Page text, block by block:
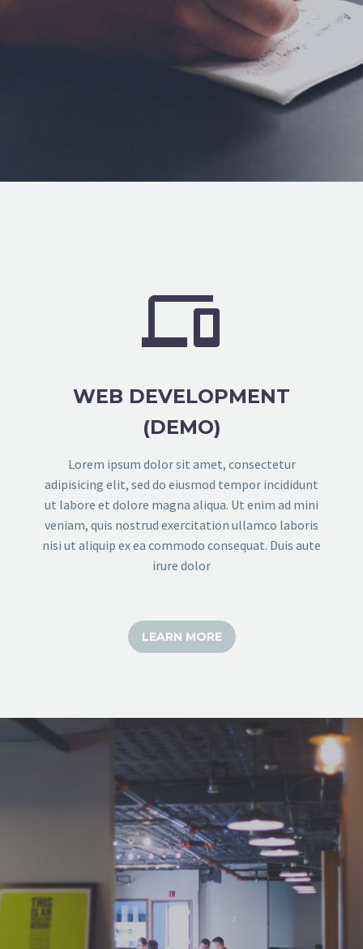


WEB DEVELOPMENT
(DEMO)
Lorem ipsum dolor sit amet, consectetur
adipisicing elit, sed do eiusmod tempor incididunt
ut labore et dolore magna aliqua. Ut enim ad mini
veniam, quis nostrud exercitation ullamco laboris
nisi ut aliquip ex ea commodo consequat. Duis aute
irure dolor
LEARN MORE